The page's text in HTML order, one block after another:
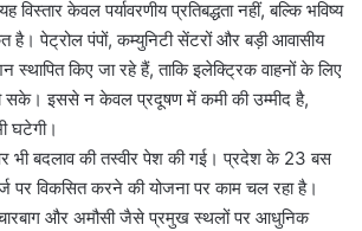
केवल पर्यावरणीय प्रतिबद्धता नहीं, बल्कि भविष्य
है। पेट्रोल पंपों, कम्युनिटी सेंटरों और बड़ी आवासीय
स्थापित किए जा रहे हैं, ताकि इलेक्ट्रिक वाहनों के लिए
सके। इससे न केवल प्रदूषण में कमी की उम्मीद है,
घटेगी।
भी बदलाव की तस्वीर पेश की गई। प्रदेश के 23 बस
पर विकसित करने की योजना पर काम चल रहा है।
और अमौसी जैसे प्रमुख स्थलों पर आधुनिक